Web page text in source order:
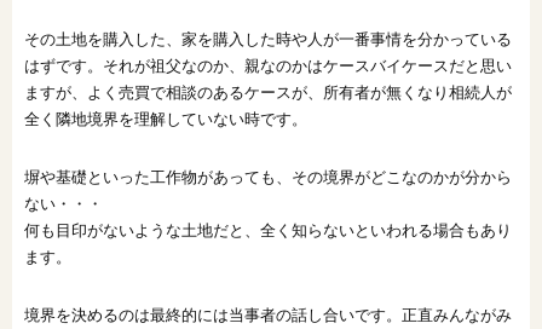
その土地を購入した、家を購入した時や人が一番事情を分かっている
はずです。それが祖父なのか、親なのかはケースバイケースだと思い
ますが、よく売買で相談のあるケースが、所有者が無くなり相続人が
全く隣地境界を理解していない時です。
塀や基礎といった工作物があっても、その境界がどこなのかが分から
ない・・・
何も目印がないような土地だと、全く知らないといわれる場合もあり
ます。
境界を決めるのは最終的には当事者の話し合いです。正直みんながみ